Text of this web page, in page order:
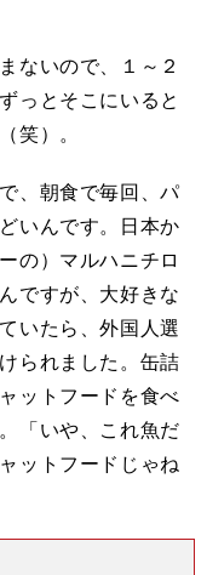
ないので、１～２
っとそこにいると
笑）。
、朝食で毎回、パ
いんです。日本か
の）マルハニチロ
ですが、大好きな
いたら、外国人選
られました。缶詰
ットフードを食べ
「いや、これ魚だ
ットフードじゃね